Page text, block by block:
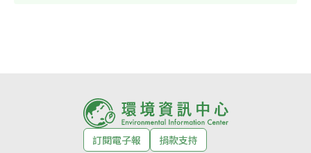
訂閱電子報 捐款支持